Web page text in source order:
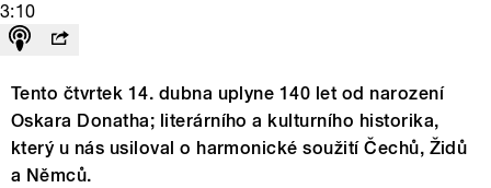
3:10
Tento čtvrtek 14. dubna uplyne 140 let od narození
Oskara Donatha; literárního a kulturního historika,
který u nás usiloval o harmonické soužití Čechů, Židů
a Němců.